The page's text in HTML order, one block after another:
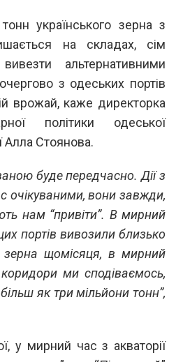
українського зерна з
на складах, сім
альтернативними
з одеських портів
врожай, каже директорка
політики одеської
Алла Стоянова.
буде передчасно. Дії з
очікуваними, вони завжди,
нам “привіти”. В мирний
портів вивозили близько
зерна щомісяця, в мирний
ми сподіваємось,
як три мільйони тонн”,
у мирний час з акваторії